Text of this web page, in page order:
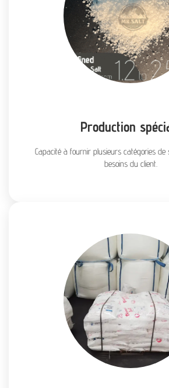
Production
Capacité à fournir plusieurs catégories de
besoins du client.